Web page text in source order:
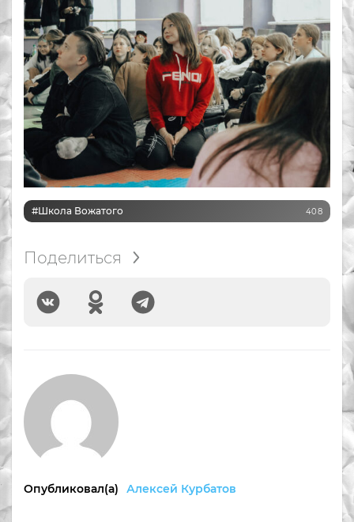
#Школа Вожатого 408
Поделиться
Опубликовал(а) Алексей Курбатов